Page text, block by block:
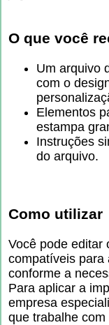
O que você
Um arquivo
com o
Elementos
estampa
Instruções
do arquivo.
Como utilizar
Você pode editar
compatíveis para
conforme a
Para aplicar a
empresa
que trabalhe